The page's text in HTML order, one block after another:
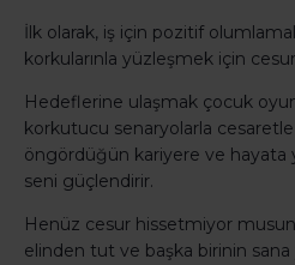
İlk olarak, iş için pozitif
korkularınla yüzleşmek için
Hedeflerine ulaşmak çocuk
korkutucu senaryolarla
öngördüğün kariyere ve hayata
seni güçlendirir.
Henüz cesur hissetmiyor
elinden tut ve başka birinin sana